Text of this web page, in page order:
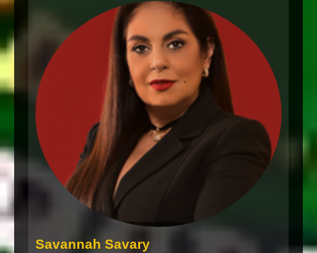
Savannah Savary